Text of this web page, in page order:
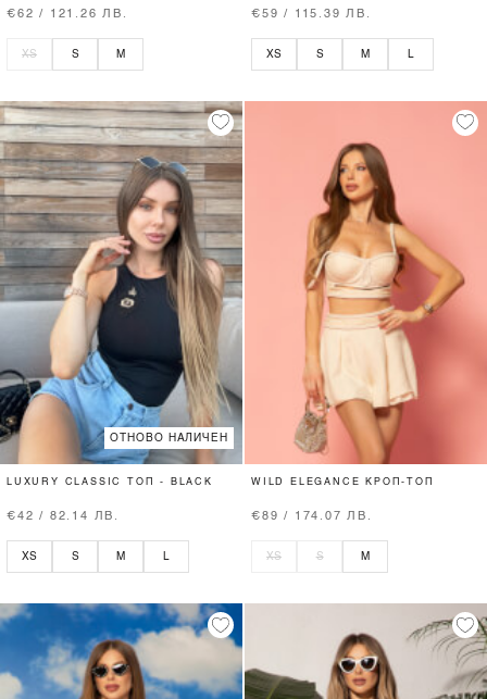
€62 / 121.26 ЛВ.
XS S M
€59 / 115.39 ЛВ.
XS S M
ОТНОВО НАЛИЧЕН
LUXURY CLASSIC ТОП - BLACK
€42 / 82.14 ЛВ.
XS S M L
WILD ELEGANCE КРОП-ТОП
€89 / 174.07 ЛВ.
XS S M